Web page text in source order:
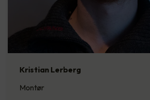
Kristian Lerberg
Montør